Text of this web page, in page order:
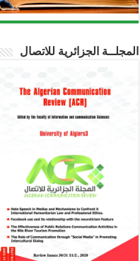
المجلــة الجزائرية للاتصال